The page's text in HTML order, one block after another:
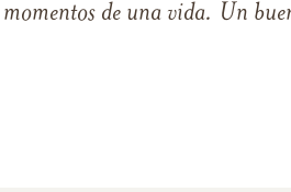
momentos de una vida. Un